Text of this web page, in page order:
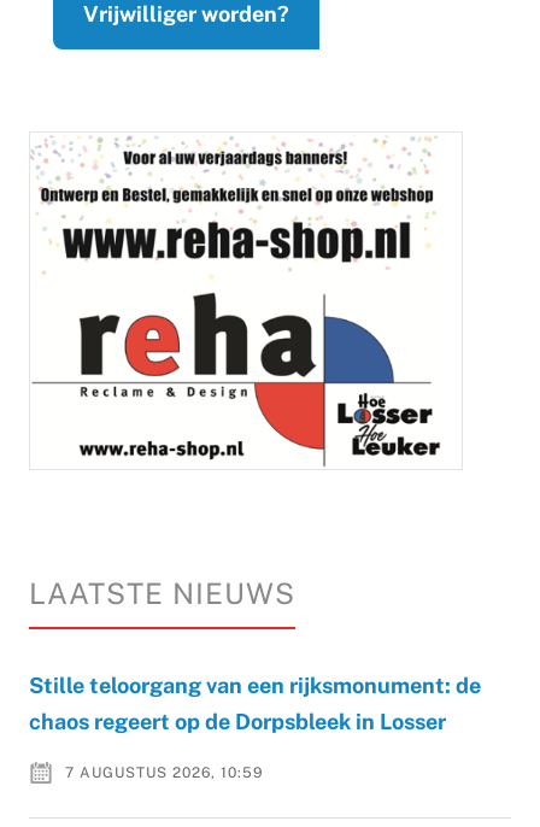
Vrijwilliger worden?
LAATSTE NIEUWS
Stille teloorgang van een rijksmonument: de
chaos regeert op de Dorpsbleek in Losser
7 AUGUSTUS 2026, 10:59